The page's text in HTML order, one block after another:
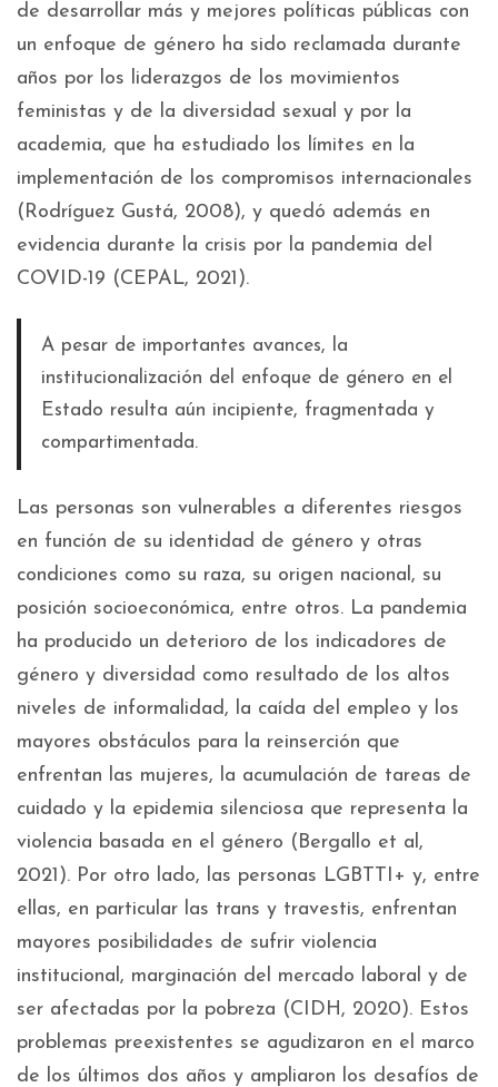
de desarrollar más y mejores políticas públicas con
un enfoque de género ha sido reclamada durante
años por los liderazgos de los movimientos
feministas y de la diversidad sexual y por la
academia, que ha estudiado los límites en la
implementación de los compromisos internacionales
(Rodríguez Gustá, 2008), y quedó además en
evidencia durante la crisis por la pandemia del
COVID-19 (CEPAL, 2021).
A pesar de importantes avances, la
institucionalización del enfoque de género en el
Estado resulta aún incipiente, fragmentada y
compartimentada.
Las personas son vulnerables a diferentes riesgos
en función de su identidad de género y otras
condiciones como su raza, su origen nacional, su
posición socioeconómica, entre otros. La pandemia
ha producido un deterioro de los indicadores de
género y diversidad como resultado de los altos
niveles de informalidad, la caída del empleo y los
mayores obstáculos para la reinserción que
enfrentan las mujeres, la acumulación de tareas de
cuidado y la epidemia silenciosa que representa la
violencia basada en el género (Bergallo et al,
2021). Por otro lado, las personas LGBTTI+ y, entre
ellas, en particular las trans y travestis, enfrentan
mayores posibilidades de sufrir violencia
institucional, marginación del mercado laboral y de
ser afectadas por la pobreza (CIDH, 2020). Estos
problemas preexistentes se agudizaron en el marco
de los últimos dos años y ampliaron los desafíos de